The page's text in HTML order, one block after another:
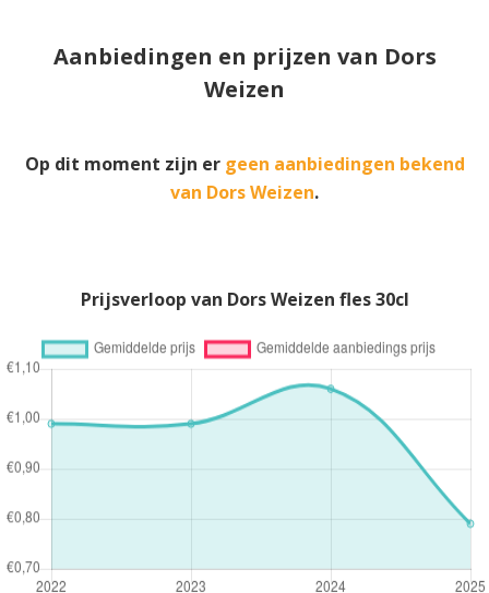
Aanbiedingen en prijzen van Dors
Weizen
Op dit moment zijn er geen aanbiedingen bekend
van Dors Weizen.
Prijsverloop van Dors Weizen fles 30cl